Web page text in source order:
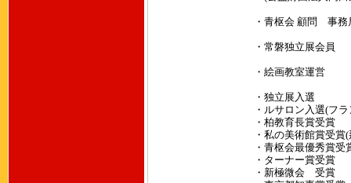
・青枢会 顧問 事務
・常磐独立展会員
・絵画教室運営
・独立展入選
・ルサロン入選(フ
・柏教育長賞受賞
・私の美術館賞受賞
・青枢会最優秀賞受
・ターナー賞受賞
・新極微会 受賞